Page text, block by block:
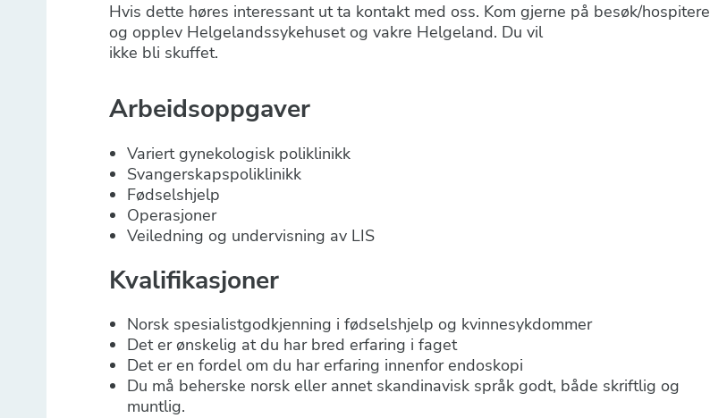
Hvis dette høres interessant ut ta kontakt med oss. Kom gjerne på besøk/hospitere
og opplev Helgelandssykehuset og vakre Helgeland. Du vil
ikke bli skuffet.
Arbeidsoppgaver
Variert gynekologisk poliklinikk
Svangerskapspoliklinikk
Fødselshjelp
Operasjoner
Veiledning og undervisning av LIS
Kvalifikasjoner
Norsk spesialistgodkjenning i fødselshjelp og kvinnesykdommer
Det er ønskelig at du har bred erfaring i faget
Det er en fordel om du har erfaring innenfor endoskopi
Du må beherske norsk eller annet skandinavisk språk godt, både skriftlig og
muntlig.